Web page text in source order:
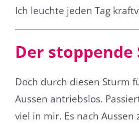
Ich leuchte jeden Tag
Der stoppende
Doch durch diesen Sturm
Aussen antriebslos.
viel in mir. Es nach